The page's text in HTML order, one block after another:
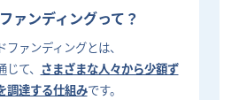
ァンディングって？
ファンディングとは、
て、 さまざまな人々から少額ず
調達する仕組みです。